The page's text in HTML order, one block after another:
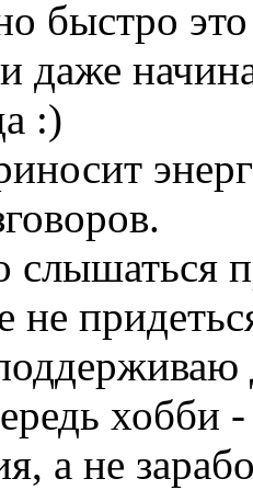
быстро
даже
:)
слышаться
не
хобби
а не